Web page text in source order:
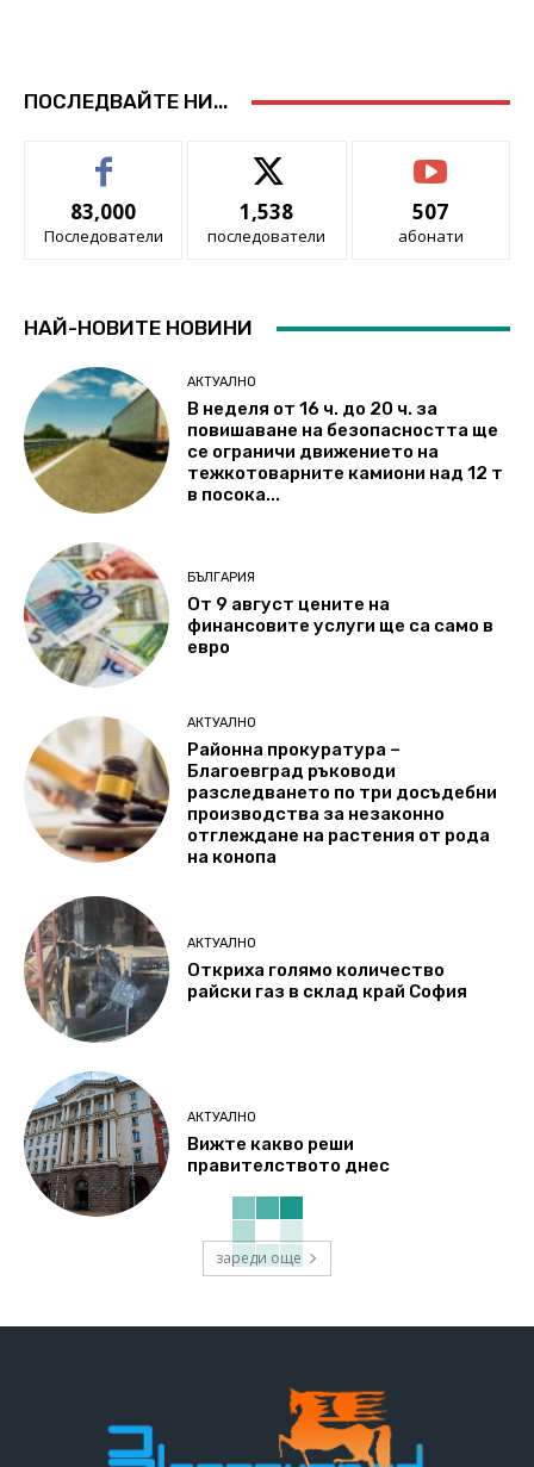
ПОСЛЕДВАЙТЕ НИ...
83,000
Последователи
1,538
последователи
507
абонати
НАЙ-НОВИТЕ НОВИНИ
АКТУАЛНО
В неделя от 16 ч. до 20 ч. за
повишаване на безопасността ще
се ограничи движението на
тежкотоварните камиони над 12 т
в посока...
БЪЛГАРИЯ
От 9 август цените на
финансовите услуги ще са само в
евро
АКТУАЛНО
Районна прокуратура –
Благоевград ръководи
разследването по три досъдебни
производства за незаконно
отглеждане на растения от рода
на конопа
АКТУАЛНО
Откриха голямо количество
райски газ в склад край София
АКТУАЛНО
Вижте какво реши
правителството днес
зареди още